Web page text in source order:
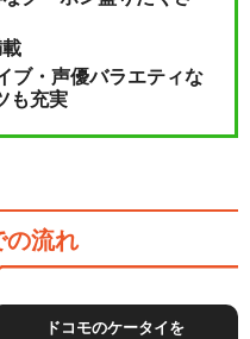
ブ・声優バラエティな
も充実
の流れ
ドコモのケータイを